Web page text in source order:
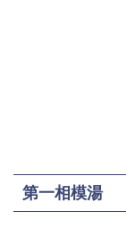
第一相模湯